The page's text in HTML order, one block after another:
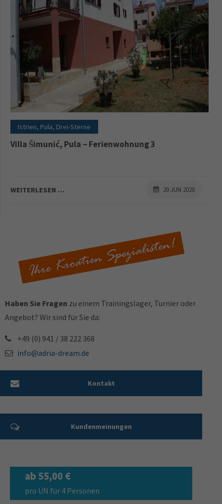
Istrien, Pula, Drei-Sterne
Villa Šimunić, Pula – Ferienwohnung 3
WEITERLESEN … 20 JUN 2020
Haben Sie Fragen zu einem Trainingslager, Turnier oder
Angebot? Wir sind für Sie da:
+49 (0) 941 / 38 222 368
info@adria-dream.de
Kontakt
Kundenmeinungen
ab 55,00 €
pro ÜN für 4 Personen